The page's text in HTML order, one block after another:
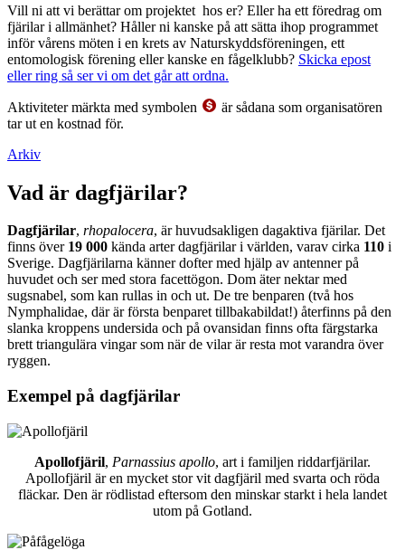
Vill ni att vi berättar om projektet hos er? Eller ha ett föredrag om
fjärilar i allmänhet? Håller ni kanske på att sätta ihop programmet
inför vårens möten i en krets av Naturskyddsföreningen, ett
entomologisk förening eller kanske en fågelklubb? Skicka epost
eller ring så ser vi om det går att ordna.
Aktiviteter märkta med symbolen
är sådana som organisatören
tar ut en kostnad för.
Arkiv
Vad är dagfjärilar?
Dagfjärilar, rhopalocera, är huvudsakligen dagaktiva fjärilar. Det
finns över 19 000 kända arter dagfjärilar i världen, varav cirka 110 i
Sverige. Dagfjärilarna känner dofter med hjälp av antenner på
huvudet och ser med stora facettögon. Dom äter nektar med
sugsnabel, som kan rullas in och ut. De tre benparen (två hos
Nymphalidae, där är första benparet tillbakabildat!) återfinns på den
slanka kroppens undersida och på ovansidan finns ofta färgstarka
brett triangulära vingar som när de vilar är resta mot varandra över
ryggen.
Exempel på dagfjärilar
Apollofjäril, Parnassius apollo, art i familjen riddarfjärilar.
Apollofjäril är en mycket stor vit dagfjäril med svarta och röda
fläckar. Den är rödlistad eftersom den minskar starkt i hela landet
utom på Gotland.